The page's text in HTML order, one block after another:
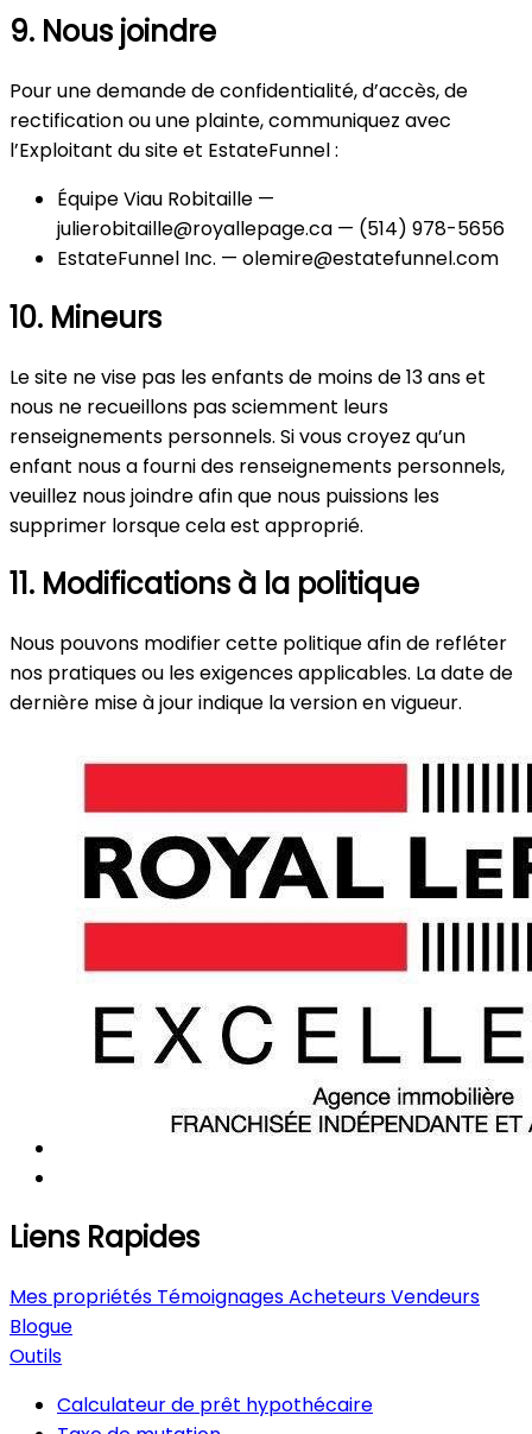
9. Nous joindre
Pour une demande de confidentialité, d’accès, de
rectification ou une plainte, communiquez avec
l’Exploitant du site et EstateFunnel :
Équipe Viau Robitaille —
julierobitaille@royallepage.ca — (514) 978-5656
EstateFunnel Inc. — olemire@estatefunnel.com
10. Mineurs
Le site ne vise pas les enfants de moins de 13 ans et
nous ne recueillons pas sciemment leurs
renseignements personnels. Si vous croyez qu’un
enfant nous a fourni des renseignements personnels,
veuillez nous joindre afin que nous puissions les
supprimer lorsque cela est approprié.
11. Modifications à la politique
Nous pouvons modifier cette politique afin de refléter
nos pratiques ou les exigences applicables. La date de
dernière mise à jour indique la version en vigueur.
Liens Rapides
Mes propriétés TémoignagesAcheteursVendeurs
Blogue
Outils
Calculateur de prêt hypothécaire